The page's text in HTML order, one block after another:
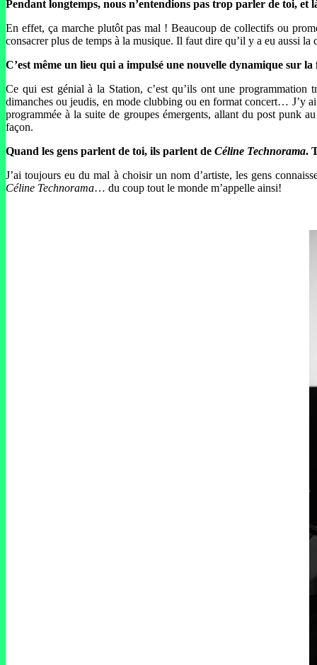
Pendant longtemps, nous n’entendions pas trop parler de toi,
En effet, ça marche plutôt pas mal ! Beaucoup de collectifs ou
consacrer plus de temps à la musique. Il faut dire qu’il y a eu aussi
C’est même un lieu qui a impulsé une nouvelle dynamique sur
Ce qui est génial à la Station, c’est qu’ils ont une
dimanches ou jeudis, en mode clubbing ou en format concert… J’y
programmée à la suite de groupes émergents, allant du post punk
façon.
Quand les gens parlent de toi, ils parlent de Céline Technorama.
J’ai toujours eu du mal à choisir un nom d’artiste, les gens
Céline Technorama… du coup tout le monde m’appelle ainsi!